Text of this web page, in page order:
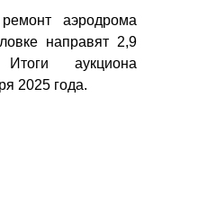
аэродрома
направят 2,9
аукциона
2025 года.